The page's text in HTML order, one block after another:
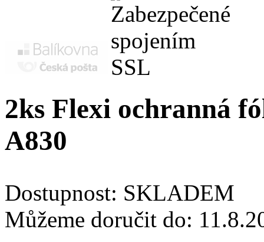
2ks Flexi ochranná
A830
Dostupnost: SKLADEM
Můžeme doručit do: